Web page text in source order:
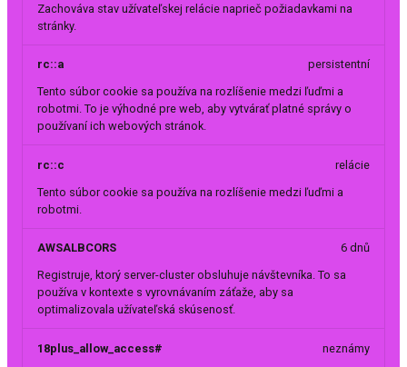
Zachováva stav užívateľskej relácie naprieč požiadavkami na
stránky.
rc::a
Tento súbor cookie sa používa na rozlíšenie medzi ľuďmi a
robotmi. To je výhodné pre web, aby vytvárať platné správy o
používaní ich webových stránok.
persistentní
rc::c
Tento súbor cookie sa používa na rozlíšenie medzi ľuďmi a
robotmi.
relácie
AWSALBCORS
Registruje, ktorý server-cluster obsluhuje návštevníka. To sa
používa v kontexte s vyrovnávaním záťaže, aby sa
optimalizovala užívateľská skúsenosť.
6 dnů
18plus_allow_access# neznámy